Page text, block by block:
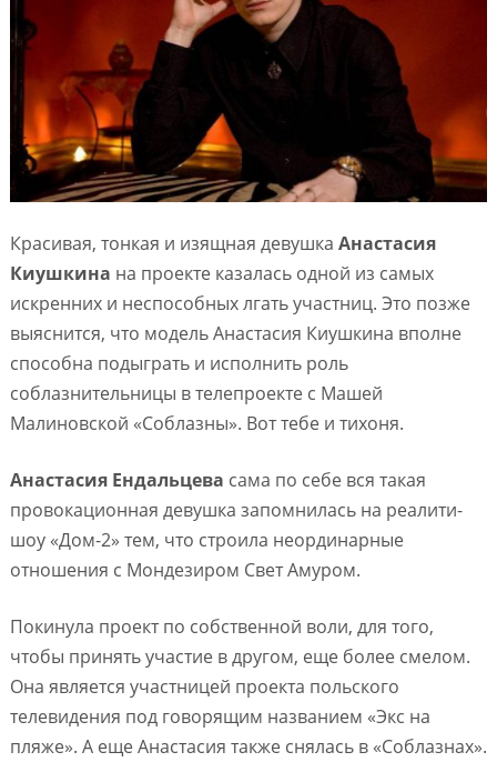
Красивая, тонкая и изящная девушка Анастасия
Киушкина на проекте казалась одной из самых
искренних и неспособных лгать участниц. Это позже
выяснится, что модель Анастасия Киушкина вполне
способна подыграть и исполнить роль
соблазнительницы в телепроекте с Машей
Малиновской «Соблазны». Вот тебе и тихоня.
Анастасия Ендальцева сама по себе вся такая
провокационная девушка запомнилась на реалити-
шоу «Дом-2» тем, что строила неординарные
отношения с Мондезиром Свет Амуром.
Покинула проект по собственной воли, для того,
чтобы принять участие в другом, еще более смелом.
Она является участницей проекта польского
телевидения под говорящим названием «Экс на
пляже». А еще Анастасия также снялась в «Соблазнах».